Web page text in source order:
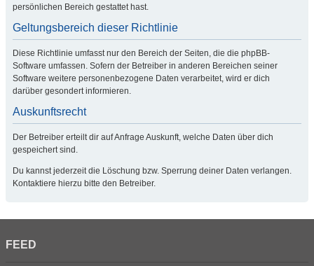
persönlichen Bereich gestattet hast.
Geltungsbereich dieser Richtlinie
Diese Richtlinie umfasst nur den Bereich der Seiten, die die phpBB-
Software umfassen. Sofern der Betreiber in anderen Bereichen seiner
Software weitere personenbezogene Daten verarbeitet, wird er dich
darüber gesondert informieren.
Auskunftsrecht
Der Betreiber erteilt dir auf Anfrage Auskunft, welche Daten über dich
gespeichert sind.
Du kannst jederzeit die Löschung bzw. Sperrung deiner Daten verlangen.
Kontaktiere hierzu bitte den Betreiber.
FEED